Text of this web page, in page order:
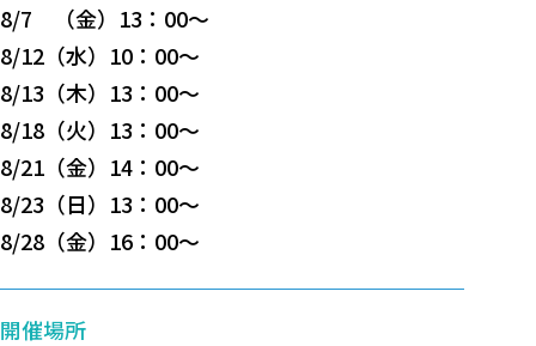
8/7 （金）13：00～
8/12（水）10：00～
8/13（木）13：00～
8/18（火）13：00～
8/21（金）14：00～
8/23（日）13：00～
8/28（金）16：00～
開催場所